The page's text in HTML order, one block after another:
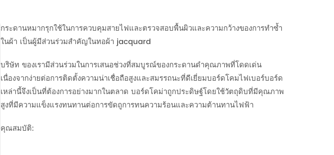
กระดานหมากรุกใช้ในการควบคุมสายไฟและตรวจสอบพื้นผิวและความกว้างของการทำซ้ำ
ในผ้า เป็นผู้มีส่วนร่วมสำคัญในทอผ้า jacquard
บริษัท ของเรามีส่วนร่วมในการเสนอช่วงที่สมบูรณ์ของกระดานดำคุณภาพที่โดดเด่น
เนื่องจากง่ายต่อการติดตั้งความน่าเชื่อถือสูงและสมรรถนะที่ดีเยี่ยมบอร์ดโคมไฟเบอร์บอร์ด
เหล่านี้จึงเป็นที่ต้องการอย่างมากในตลาด บอร์ดโคม่าถูกประดิษฐ์โดยใช้วัตถุดิบที่มีคุณภาพ
สูงที่มีความแข็งแรงทนทานต่อการขัดถูการทนความร้อนและความต้านทานไฟฟ้า
คุณสมบัติ: